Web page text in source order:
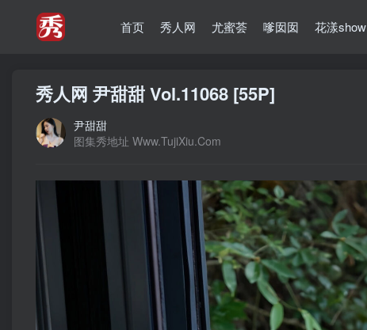
首页 秀人网 尤蜜荟 嗲囡囡 花漾show
秀人网 尹甜甜 Vol.11068 [55P]
尹甜甜
图集秀地址 Www.TujiXiu.Com